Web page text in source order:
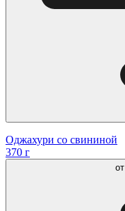
Оджахури со свининой
370 г
от